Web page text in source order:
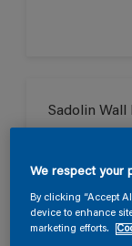
Sadolin
We respect your
By clicking “Accept
device to enhance
marketing efforts.